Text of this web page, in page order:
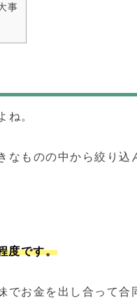
事
ね。
ものの中から絞り込
度です。
お金を出し合って合